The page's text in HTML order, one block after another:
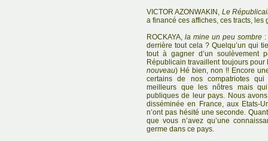
VICTOR AZONWAKIN, Le
a financé ces affiches, ces tracts, les
ROCKAYA, la mine un peu sombre
derrière tout cela ? Quelqu’un qui
tout à gagner d’un
Républicain travaillent toujours
nouveau) Hé bien, non !! Encore
certains de nos compatriotes
meilleurs que les nôtres mais
publiques de leur pays. Nous
disséminée en France, aux Etats-
n’ont pas hésité une seconde.
que vous n’avez qu’une
germe dans ce pays.